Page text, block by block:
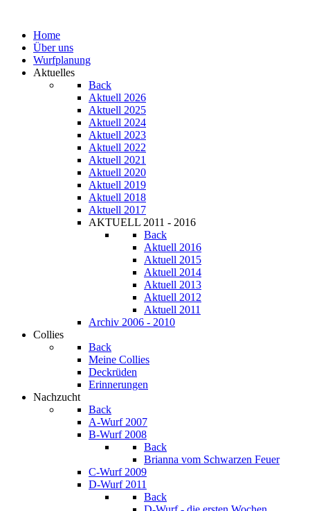
Home
Über uns
Wurfplanung
Aktuelles
Back
Aktuell 2026
Aktuell 2025
Aktuell 2024
Aktuell 2023
Aktuell 2022
Aktuell 2021
Aktuell 2020
Aktuell 2019
Aktuell 2018
Aktuell 2017
AKTUELL 2011 - 2016
Back
Aktuell 2016
Aktuell 2015
Aktuell 2014
Aktuell 2013
Aktuell 2012
Aktuell 2011
Archiv 2006 - 2010
Collies
Back
Meine Collies
Deckrüden
Erinnerungen
Nachzucht
Back
A-Wurf 2007
B-Wurf 2008
Back
Brianna vom Schwarzen Feuer
C-Wurf 2009
D-Wurf 2011
Back